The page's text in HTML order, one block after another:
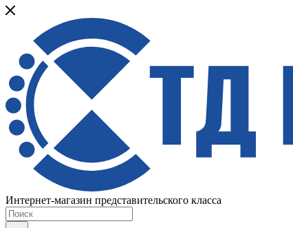
Интернет-магазин представительского класса